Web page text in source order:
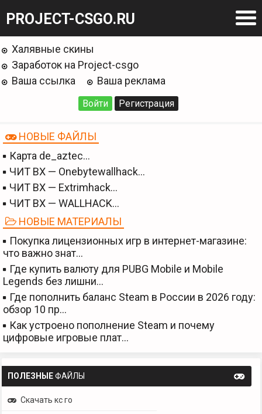
PROJECT-CSGO.RU
Халявные скины
Заработок на Project-csgo
Ваша ссылка
Ваша реклама
Войти Регистрация
НОВЫЕ ФАЙЛЫ
Карта de_aztec…
ЧИТ BX — Onebytewallhack…
ЧИТ BX — Extrimhack…
ЧИТ BX — WALLHACK…
НОВЫЕ МАТЕРИАЛЫ
Покупка лицензионных игр в интернет-магазине:
что важно знат…
Где купить валюту для PUBG Mobile и Mobile
Legends без лишни…
Где пополнить баланс Steam в России в 2026 году:
обзор 10 пр…
Как устроено пополнение Steam и почему
цифровые игровые плат…
ПОЛЕЗНЫЕФАЙЛЫ
Скачать кс го